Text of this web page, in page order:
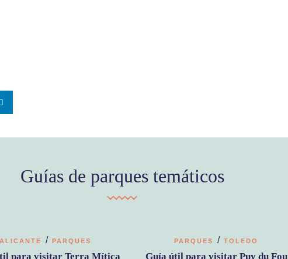
Guías de parques temáticos
ALICANTE / PARQUES
para visitar Terra Mítica
PARQUES / TOLEDO
Guía útil para visitar Puy du Fou